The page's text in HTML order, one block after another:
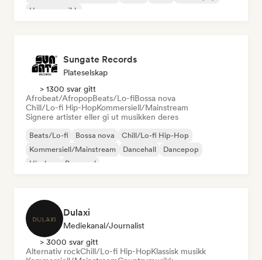
House-musikk
Sungate Records
Plateselskap
> 1300 svar gitt
Afrobeat/AfropopBeats/Lo-fiBossa nova
Chill/Lo-fi Hip-HopKommersiell/Mainstream
Signere artister eller gi ut musikken deres
Beats/Lo-fi Bossa nova
Chill/Lo-fi Hip-Hop
Kommersiell/Mainstream
Dancehall
Dancepop
Hip-hop
Pop-soul
Dulaxi
Mediekanal/journalist
> 3000 svar gitt
Alternativ rockChill/Lo-fi Hip-HopKlassisk musikk